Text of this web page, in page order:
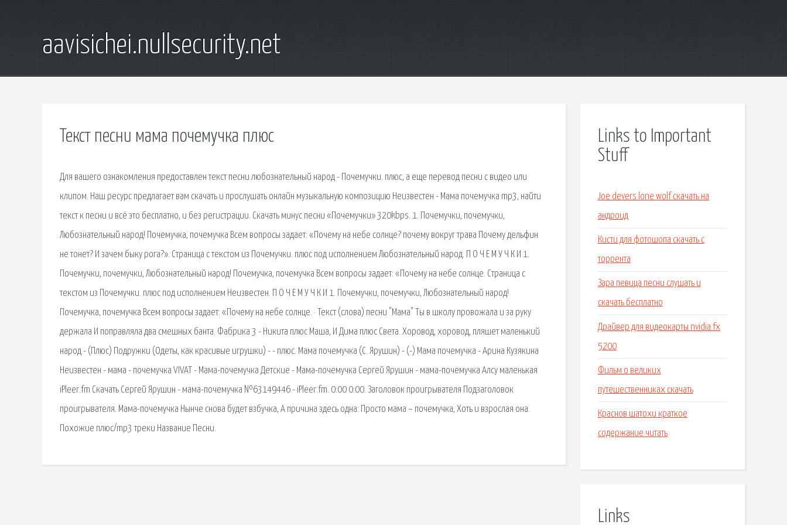
aavisichei.nullsecurity.net
Текст песни мама почемучка плюс
Для вашего ознакомления предоставлен текст песни любознательный народ - Почемучки. плюс, а еще перевод песни с видео или
клипом. Наш ресурс предлагает вам скачать и прослушать онлайн музыкальную композицию Неизвестен - Мама почемучка mp3, найти
текст к песни и всё это бесплатно, и без регистрации. Скачать минус песни «Почемучки» 320kbps. 1. Почемучки, почемучки,
Любознательный народ! Почемучка, почемучка Всем вопросы задает: «Почему на небе солнце? почему вокруг трава Почему дельфин
не тонет? И зачем быку рога?». Страница с текстом из Почемучки. плюс под исполнением Любознательный народ. П О Ч Е М У Ч К И 1.
Почемучки, почемучки, Любознательный народ! Почемучка, почемучка Всем вопросы задает: «Почему на небе солнце. Страница с
текстом из Почемучки. плюс под исполнением Неизвестен. П О Ч Е М У Ч К И 1. Почемучки, почемучки, Любознательный народ!
Почемучка, почемучка Всем вопросы задает: «Почему на небе солнце. · Текст (слова) песни "Мама" Ты в школу провожала и за руку
держала И поправляла два смешных банта. Фабрика 3 - Никита плюс Маша, И Дима плюс Света. Хоровод, хоровод, пляшет маленький
народ - (Плюс) Подружки (Одеты, как красивые игрушки) - - плюс. Мама почемучка (С. Ярушин) - (-) Мама почемучка - Арина Кузякина
Неизвестен - мама - почемучка VIVAT - Мама-почемучка Детские - Мама-почемучка Сергей Ярушин - мама-почемучка Алсу маленькая
iPleer.fm Скачать Сергей Ярушин - мама-почемучка №63149446 - iPleer.fm. 0:00 0:00. Заголовок проигрывателя Подзаголовок
проигрывателя. Мама-почемучка Нынче снова будет взбучка, А причина здесь одна: Просто мама – почемучка, Хоть и взрослая она.
Похожие плюс/mp3 треки Название Песни.
Links to Important
Stuff
Joe devers lone wolf скачать на
андроид
Кисти для фотошопа скачать с
торрента
Зара певица песни слушать и
скачать бесплатно
Драйвер для видеокарты nvidia fx
5200
Фильм о великих
путешественниках скачать
Краснов шатохи краткое
содержание читать
Links